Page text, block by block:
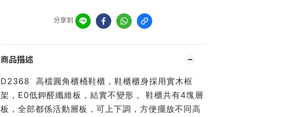
分享到
商品描述
D2368  高檔圓角櫃桶鞋櫃，鞋櫃櫃身採用實木框
架，E0低鉀醛纖維板，結實不變形， 鞋櫃共有4塊層
板，全部都係活動層板，可上下調，方便擺放不同高